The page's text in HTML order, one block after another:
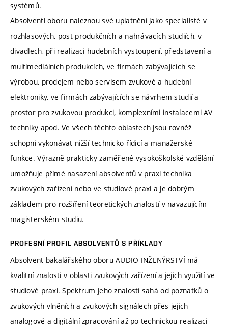
systémů.
Absolventi oboru naleznou své uplatnění jako specialisté v
rozhlasových, post-produkčních a nahrávacích studiích, v
divadlech, při realizaci hudebních vystoupení, představení a
multimediálních produkcích, ve firmách zabývajících se
výrobou, prodejem nebo servisem zvukové a hudební
elektroniky, ve firmách zabývajících se návrhem studií a
prostor pro zvukovou produkci, komplexními instalacemi AV
techniky apod. Ve všech těchto oblastech jsou rovněž
schopni vykonávat nižší technicko-řídicí a manažerské
funkce. Výrazně prakticky zaměřené vysokoškolské vzdělání
umožňuje přímé nasazení absolventů v praxi technika
zvukových zařízení nebo ve studiové praxi a je dobrým
základem pro rozšíření teoretických znalostí v navazujícím
magisterském studiu.
PROFESNÍ PROFIL ABSOLVENTŮ S PŘÍKLADY
Absolvent bakalářského oboru AUDIO INŽENÝRSTVÍ má
kvalitní znalosti v oblasti zvukových zařízení a jejich využití ve
studiové praxi. Spektrum jeho znalostí sahá od poznatků o
zvukových vlněních a zvukových signálech přes jejich
analogové a digitální zpracování až po technickou realizaci